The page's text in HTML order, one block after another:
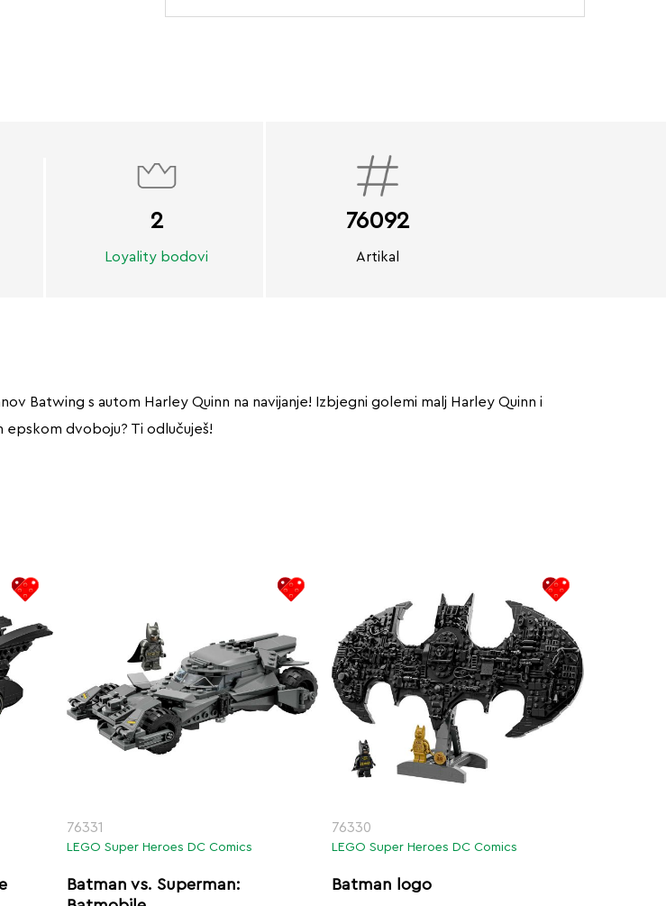
2
Loyality bodovi
76092
Artikal
Batwing s autom Harley Quinn na navijanje! Izbjegni golemi malj Harley Quinn i
dvoboju? Ti odlučuješ!
76331
LEGO Super Heroes DC Comics
Batman vs. Superman:
76330
LEGO Super Heroes DC Comics
Batman logo